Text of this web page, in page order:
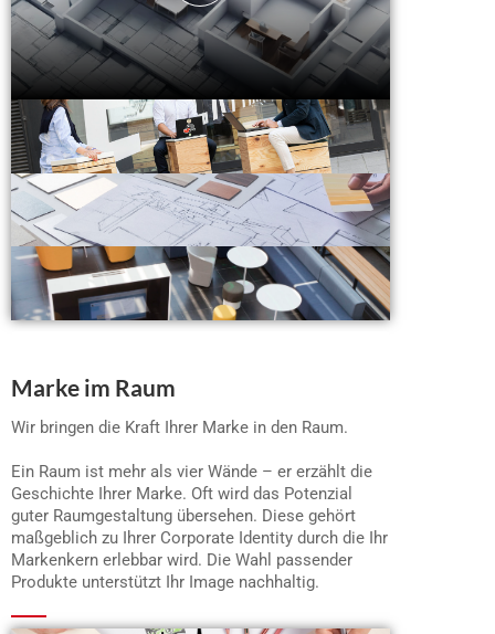
Marke im Raum
Wir bringen die Kraft Ihrer Marke in den Raum.
Ein Raum ist mehr als vier Wände – er erzählt die
Geschichte Ihrer Marke. Oft wird das Potenzial
guter Raumgestaltung übersehen. Diese gehört
maßgeblich zu Ihrer Corporate Identity durch die Ihr
Markenkern erlebbar wird. Die Wahl passender
Produkte unterstützt Ihr Image nachhaltig.